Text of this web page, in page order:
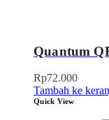
Quantum
Rp72.000
Tambah ke
Quick View